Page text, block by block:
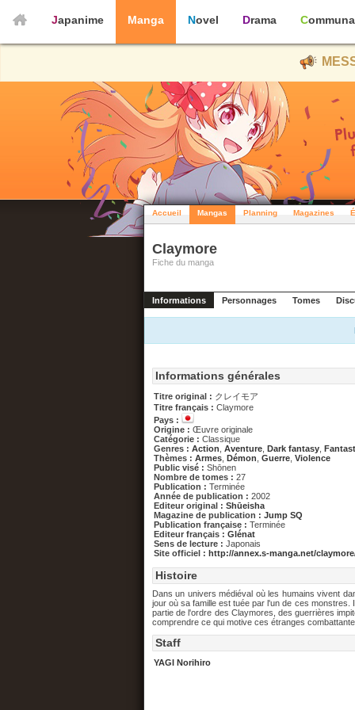
Japanime Manga Novel Drama
Accueil Mangas Planning Magazines
Claymore
Fiche du manga
Informations Personnages Tomes
Informations générales
Titre original : クレイモア
Titre français : Claymore
Pays :
Origine : Œuvre originale
Catégorie : Classique
Genres : Action Aventure Dark fantasy
Thèmes : Armes Démon Guerre Violence
Public visé : Shōnen
Nombre de tomes : 27
Publication : Terminée
Année de publication : 2002
Editeur original : Shūeisha
Magazine de publication : Jump SQ
Publication française : Terminée
Editeur français : Glénat
Sens de lecture : Japonais
Site officiel : http://annex.s-manga.net/
Histoire
Dans un univers médiéval où les humains vivent
jour où sa famille est tuée par l'un de ces monstres.
partie de l'ordre des Claymores, des guerrières
comprendre ce qui motive ces étranges
Staff
YAGI Norihiro